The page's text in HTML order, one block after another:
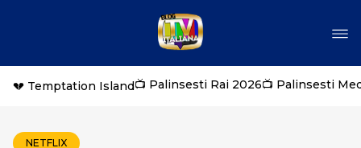
💔 Temptation Island📺 Palinsesti Rai 2026📺 Palinsesti
NETFLIX